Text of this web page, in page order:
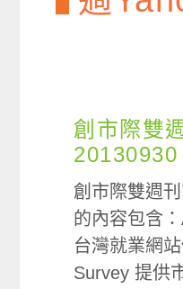
創市際雙
20130930
創市際雙週
的內容包含
台灣就業網
Survey 提供